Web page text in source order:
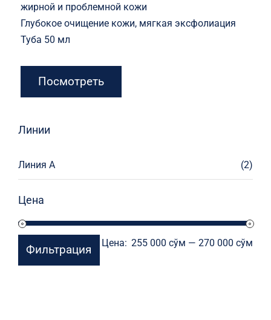
жирной и проблемной кожи
Глубокое очищение кожи, мягкая эксфолиация
Туба 50 мл
Посмотреть
Линии
Линия А (2)
Цена
Фильтрация Цена: 255 000 сўм —270 000 сўм